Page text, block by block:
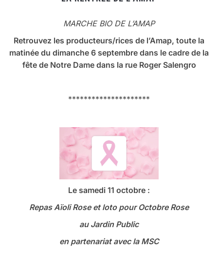
MARCHE BIO DE L’AMAP
Retrouvez les producteurs/rices de l’Amap, toute la
matinée du dimanche 6 septembre dans le cadre de la
fête de Notre Dame dans la rue Roger Salengro
*********************
Le samedi 11 octobre :
Repas Aïoli Rose et loto pour Octobre Rose
au Jardin Public
en partenariat avec la MSC